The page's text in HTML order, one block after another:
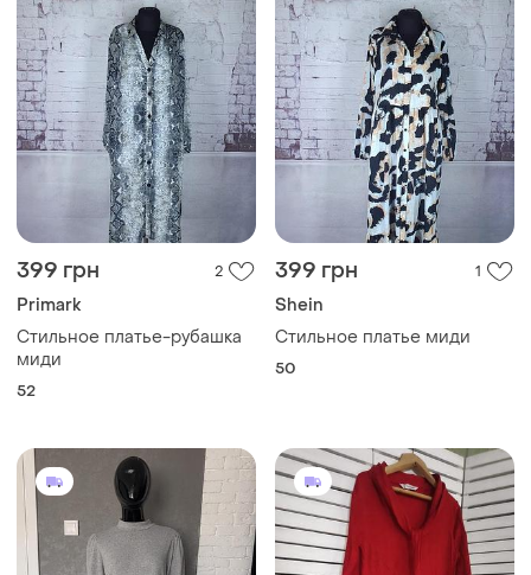
399 грн 2
Primark
Стильное платье-рубашка
миди
52
399 грн 1
Shein
Стильное платье миди
50